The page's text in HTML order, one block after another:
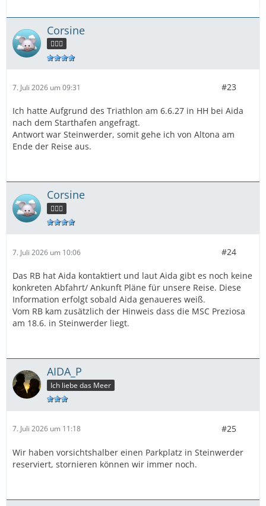
Corsine
🧜🏻‍♀️
7. Juli 2026 um 09:31 #23
Ich hatte Aufgrund des Triathlon am 6.6.27 in HH bei Aida
nach dem Starthafen angefragt.
Antwort war Steinwerder, somit gehe ich von Altona am
Ende der Reise aus.
Corsine
🧜🏻‍♀️
7. Juli 2026 um 10:06 #24
Das RB hat Aida kontaktiert und laut Aida gibt es noch keine
konkreten Abfahrt/ Ankunft Pläne für unsere Reise. Diese
Information erfolgt sobald Aida genaueres weiß.
Vom RB kam zusätzlich der Hinweis dass die MSC Preziosa
am 18.6. in Steinwerder liegt.
AIDA_P
Ich liebe das Meer
7. Juli 2026 um 11:18 #25
Wir haben vorsichtshalber einen Parkplatz in Steinwerder
reserviert, stornieren können wir immer noch.